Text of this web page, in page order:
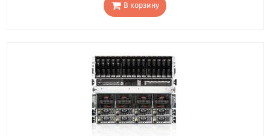
В корзину